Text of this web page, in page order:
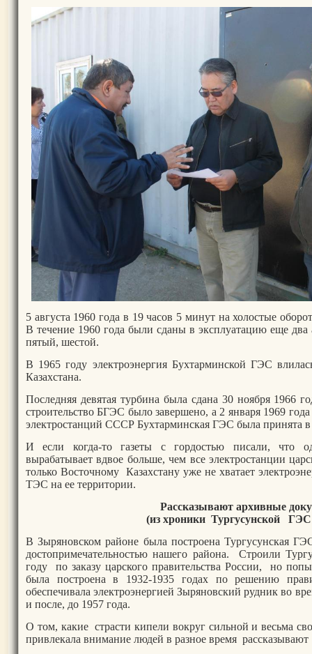
5 августа 1960 года в 19 часов 5 минут на холостые
В течение 1960 года были сданы в эксплуатацию еще два
пятый, шестой.
В 1965 году электроэнергия Бухтарминской ГЭС
Казахстана.
Последняя девятая турбина была сдана 30 ноября 1966
строительство БГЭС было завершено, а 2 января 1969
электростанций СССР Бухтарминская ГЭС была принята
И если когда-то газеты с гордостью писали, что
вырабатывает вдвое больше, чем все электростанции
только Восточному Казахстану уже не хватает
ТЭС на ее территории.
Рассказывают архивные
(из хроники Тургусунской ГЭС
В Зыряновском районе была построена Тургусунская
достопримечательностью нашего района. Строили
году по заказу царского правительства России, но
была построена в 1932-1935 годах по решению
обеспечивала электроэнергией Зыряновский рудник во
и после, до 1957 года.
О том, какие страсти кипели вокруг сильной и весьма
привлекала внимание людей в разное время